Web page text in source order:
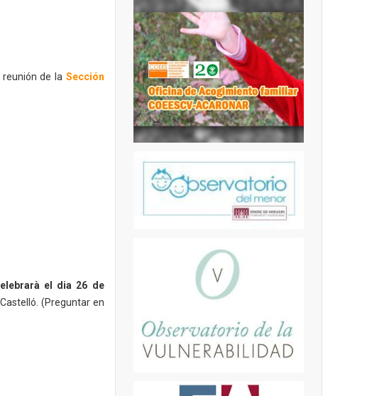
de la Sección
el dia 26 de
(Preguntar en